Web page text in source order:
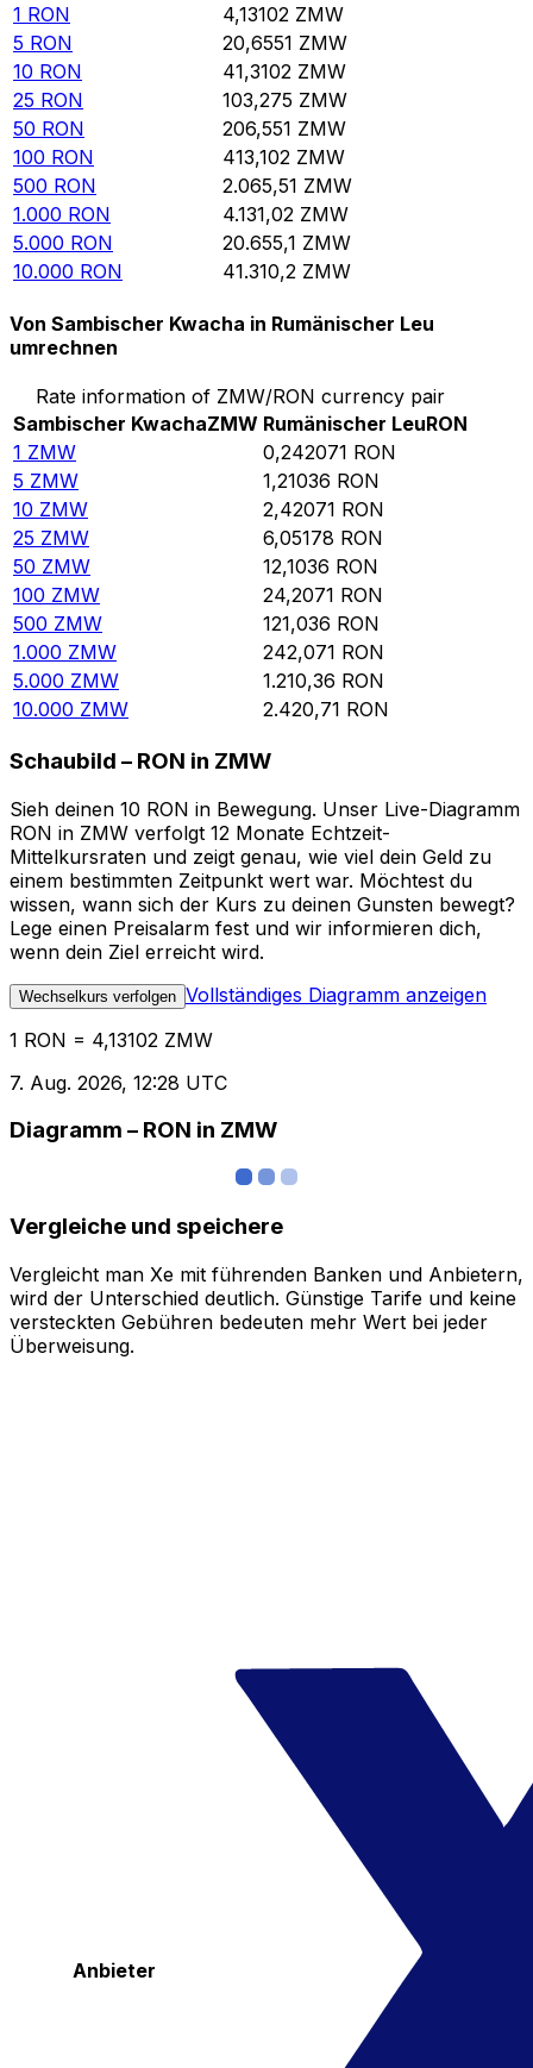
1 RON 4,13102 ZMW
5 RON 20,6551 ZMW
10 RON 41,3102 ZMW
25 RON 103,275 ZMW
50 RON 206,551 ZMW
100 RON 413,102 ZMW
500 RON 2.065,51 ZMW
1.000 RON 4.131,02 ZMW
5.000 RON 20.655,1 ZMW
10.000 RON 41.310,2 ZMW
Von Sambischer Kwacha in Rumänischer Leu
umrechnen
Rate information of ZMW/RON currency pair
Sambischer KwachaZMW Rumänischer LeuRON
1 ZMW 0,242071 RON
5 ZMW 1,21036 RON
10 ZMW 2,42071 RON
25 ZMW 6,05178 RON
50 ZMW 12,1036 RON
100 ZMW 24,2071 RON
500 ZMW 121,036 RON
1.000 ZMW 242,071 RON
5.000 ZMW 1.210,36 RON
10.000 ZMW 2.420,71 RON
Schaubild – RON in ZMW
Sieh deinen 10 RON in Bewegung. Unser Live-Diagramm
RON in ZMW verfolgt 12 Monate Echtzeit-
Mittelkursraten und zeigt genau, wie viel dein Geld zu
einem bestimmten Zeitpunkt wert war. Möchtest du
wissen, wann sich der Kurs zu deinen Gunsten bewegt?
Lege einen Preisalarm fest und wir informieren dich,
wenn dein Ziel erreicht wird.
Wechselkurs verfolgen Vollständiges Diagramm anzeigen
1 RON = 4,13102 ZMW
7. Aug. 2026, 12:28 UTC
Diagramm – RON in ZMW
Vergleiche und speichere
Vergleicht man Xe mit führenden Banken und Anbietern,
wird der Unterschied deutlich. Günstige Tarife und keine
versteckten Gebühren bedeuten mehr Wert bei jeder
Überweisung.
Anbieter